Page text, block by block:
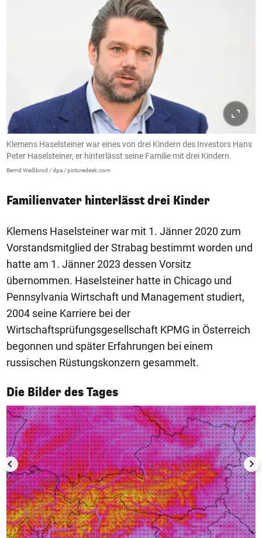
Klemens Haselsteiner war eines von drei Kindern des Investors Hans
Peter Haselsteiner, er hinterlässt seine Familie mit drei Kindern.
Bernd Weißbrod / dpa / picturedesk.com
Familienvater hinterlässt drei Kinder
Klemens Haselsteiner war mit 1. Jänner 2020 zum
Vorstandsmitglied der Strabag bestimmt worden und
hatte am 1. Jänner 2023 dessen Vorsitz
übernommen. Haselsteiner hatte in Chicago und
Pennsylvania Wirtschaft und Management studiert,
2004 seine Karriere bei der
Wirtschaftsprüfungsgesellschaft KPMG in Österreich
begonnen und später Erfahrungen bei einem
russischen Rüstungskonzern gesammelt.
Die Bilder des Tages
1/50